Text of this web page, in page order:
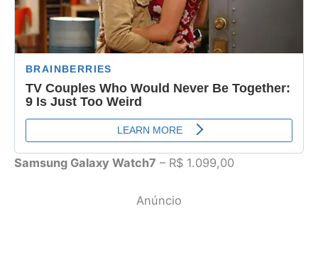
Samsung Galaxy Watch7 – R$ 1.099,00
Anúncio